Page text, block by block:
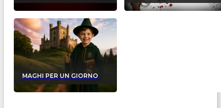
MAGHI PER UN GIORNO